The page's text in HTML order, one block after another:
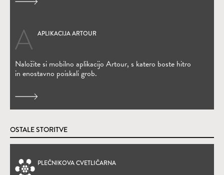
APLIKACIJA ARTOUR
Naložite si mobilno aplikacijo Artour, s katero boste hitro
in enostavno poiskali grob.
(Odpre se v novem oknu)
OSTALE STORITVE
PLEČNIKOVA CVETLIČARNA
(Odpre se v novem oknu)